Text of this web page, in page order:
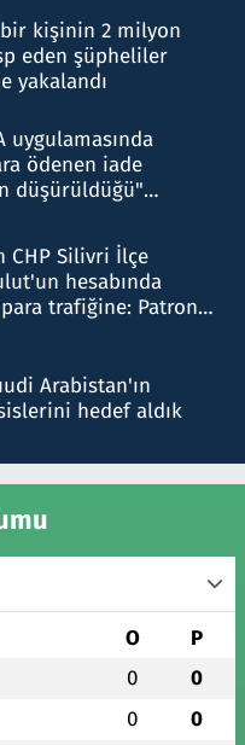
kişinin 2 milyon
eden şüpheliler
yakalandı
uygulamasında
ödenen iade
düşürüldüğü"
CHP Silivri İlçe
hesabında
trafiğine: Patron
Arabistan'ın
hedef aldık
O P
0 0
0 0